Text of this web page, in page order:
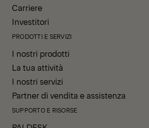
Carriere
Investitori
PRODOTTI E SERVIZI
I nostri prodotti
La tua attività
I nostri servizi
Partner di vendita e assistenza
SUPPORTO E RISORSE